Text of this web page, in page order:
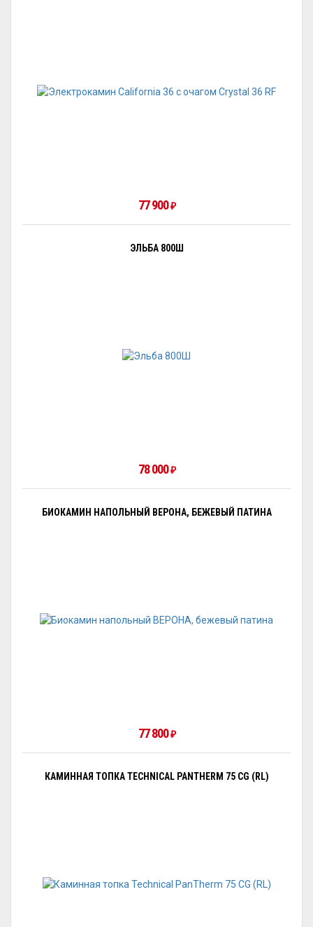
77 900₽
ЭЛЬБА 800Ш
78 000₽
БИОКАМИН НАПОЛЬНЫЙ ВЕРОНА, БЕЖЕВЫЙ ПАТИНА
77 800₽
КАМИННАЯ ТОПКА TECHNICAL PANTHERM 75 CG (RL)